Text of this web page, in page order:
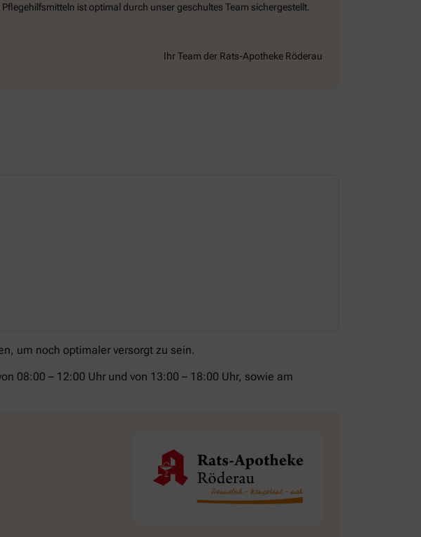
ist optimal durch unser geschultes Team sichergestellt.
Ihr Team der Rats-Apotheke Röderau
um noch optimaler versorgt zu sein.
08:00 – 12:00 Uhr und von 13:00 – 18:00 Uhr, sowie am